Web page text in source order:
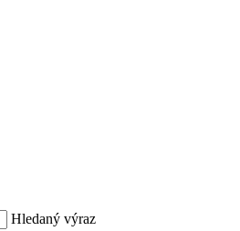
Hledaný výraz